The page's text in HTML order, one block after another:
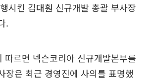
시킨 김대훤 신규개발 총괄 부사장
.
따르면 넥슨코리아 신규개발본부를
장은 최근 경영진에 사의를 표명했